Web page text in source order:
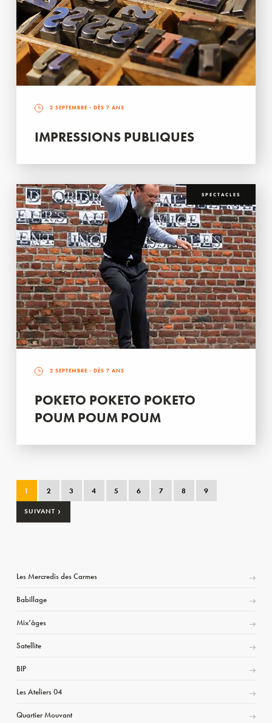
2 SEPTEMBRE - DÈS 7 ANS
IMPRESSIONS PUBLIQUES
SPECTACLES
2 SEPTEMBRE - DÈS 7 ANS
POKETO POKETO POKETO
POUM POUM POUM
1 2 3 4 5 6 7 8 9
SUIVANT ›
Les Mercredis des Carmes
Babillage
Mix’âges
Satellite
BIP
Les Ateliers 04
Quartier Mouvant